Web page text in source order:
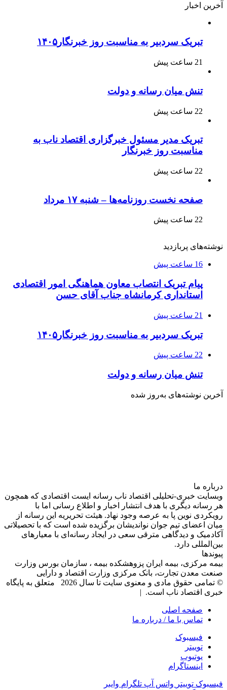
آخرین اخبار
تبریک سردبیر به مناسبت روز خبرنگار۱۴۰۵
21 ساعت پیش
تنش میان رسانه و دولت
22 ساعت پیش
تبریک مدیر مسئول خبرگزاری اقتصاد ناب به
مناسبت روز خبرنگار
22 ساعت پیش
صفحه نخست روزنامه‌ها – شنبه ۱۷ مرداد
22 ساعت پیش
نوشته‌های پربازدید
16 ساعت پیش
پیام تبریک انتصاب معاون هماهنگی امور اقتصادی
استانداری کرمانشاه جناب آقای حسن
21 ساعت پیش
تبریک سردبیر به مناسبت روز خبرنگار۱۴۰۵
22 ساعت پیش
تنش میان رسانه و دولت
آخرین نوشته‌های‌ به‌روز شده
درباره‌ ما
وبسایت خبری-تحلیلی اقتصاد ناب رسانه‌ ایست اقتصادی که همچون
هر رسانه دیگری با هدف انتشار اخبار و اطلاع رسانی اما با
رویکردی نوین پا به عرصه وجود نهاد. هیئت تحریریه این رسانه از
میان اعضای تیم جوان نواندیشان برگزیده شده است که با تحصیلاتی
آکادمیک و دیدگاهی‌ مترقی سعی در ایجاد رسانه‌ای با معیار‌های
بین‌المللی دارد.
پیوندها
بیمه مرکزی، بیمه ایران پزوهشکده بیمه ، سازمان بورس وزارت
صنعت معدن تجارت، بانک مرکزی وزارت اقتصاد و دارایی
© تمامی حقوق مادی و معنوی سایت تا سال 2026 متعلق به پایگاه
خبری اقتصاد ناب است. |
صفحه اصلی
تماس با ما / درباره ما
فیسبوک
توییتر
یوتیوب
اینستاگرام
فیسبوک توییتر واتس آپ تلگرام وایبر